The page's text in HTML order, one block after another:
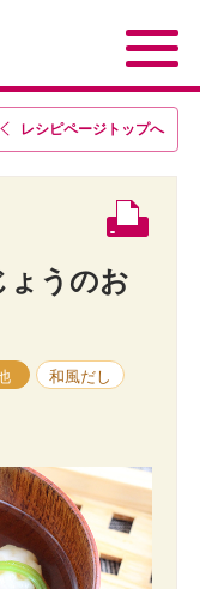
レシピページトップへ
ょうのお
和風だし